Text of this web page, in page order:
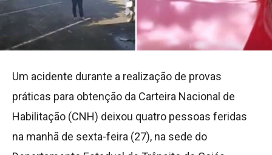
Um acidente durante a realização de provas
práticas para obtenção da Carteira Nacional de
Habilitação (CNH) deixou quatro pessoas feridas
na manhã de sexta-feira (27), na sede do